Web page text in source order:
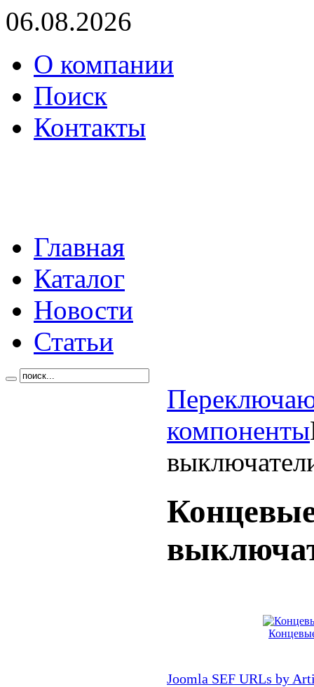
06.08.2026
О компании
Поиск
Контакты
Главная
Каталог
Новости
Статьи
компоненты
Joomla SEF URLs by